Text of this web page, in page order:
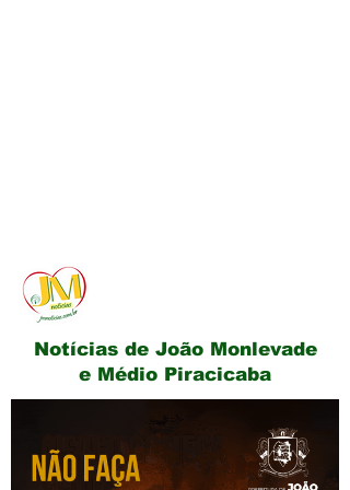
Notícias de João Monlevade
e Médio Piracicaba